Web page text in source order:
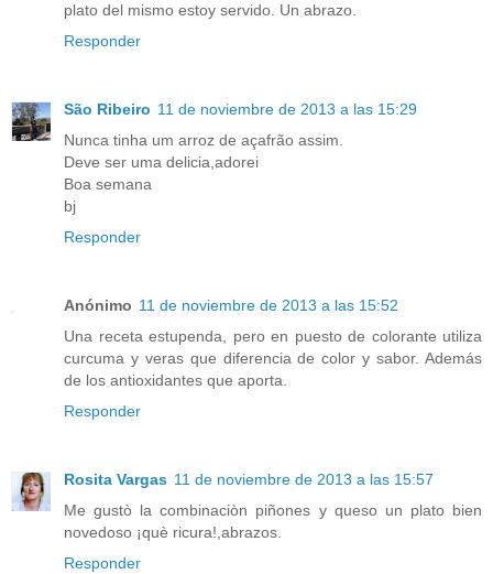
plato del mismo estoy servido. Un abrazo.
Responder
São Ribeiro 11 de noviembre de 2013 a las 15:29
Nunca tinha um arroz de açafrão assim.
Deve ser uma delicia,adorei
Boa semana
bj
Responder
Anónimo 11 de noviembre de 2013 a las 15:52
Una receta estupenda, pero en puesto de colorante utiliza
curcuma y veras que diferencia de color y sabor. Además
de los antioxidantes que aporta.
Responder
Rosita Vargas 11 de noviembre de 2013 a las 15:57
Me gustò la combinaciòn piñones y queso un plato bien
novedoso ¡què ricura!,abrazos.
Responder